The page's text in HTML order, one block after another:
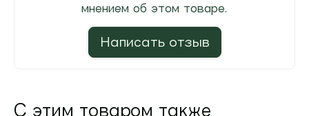
мнением об этом товаре.
Написать отзыв
С этим товаром также